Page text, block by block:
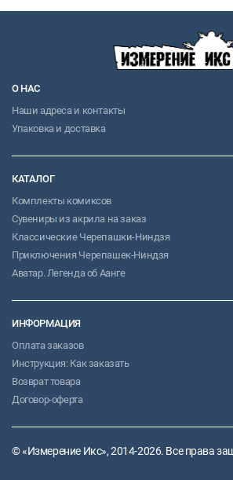
О НАС
Наши адреса и контакты
Упаковка и доставка
КАТАЛОГ
Комплекты комиксов
Сувениры из акрила на заказ
Классические Черепашки-Ниндзя
Приключения Черепашек-Ниндзя
Аватар. Легенда об Аанге
ИНФОРМАЦИЯ
Оплата заказов
Инструкция: Как заказать
Возврат товара
Договор-оферта
© «Измерение Икс», 2014-2026. Все права